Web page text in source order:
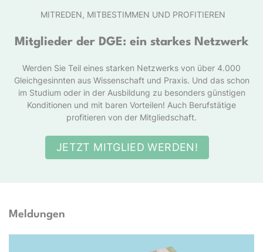
MITREDEN, MITBESTIMMEN UND PROFITIEREN
Mitglieder der DGE: ein starkes Netzwerk
Werden Sie Teil eines starken Netzwerks von über 4.000
Gleichgesinnten aus Wissenschaft und Praxis. Und das schon
im Studium oder in der Ausbildung zu besonders günstigen
Konditionen und mit baren Vorteilen! Auch Berufstätige
profitieren von der Mitgliedschaft.
JETZT MITGLIED WERDEN!
Meldungen